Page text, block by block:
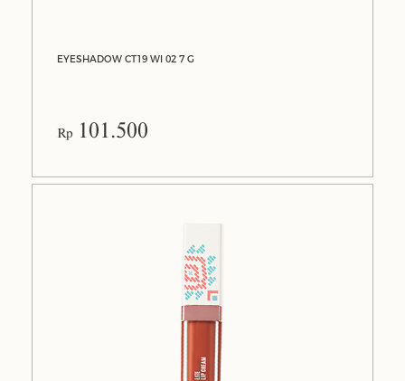
EYESHADOW CT19 WI 02 7 G
Rp 101.500